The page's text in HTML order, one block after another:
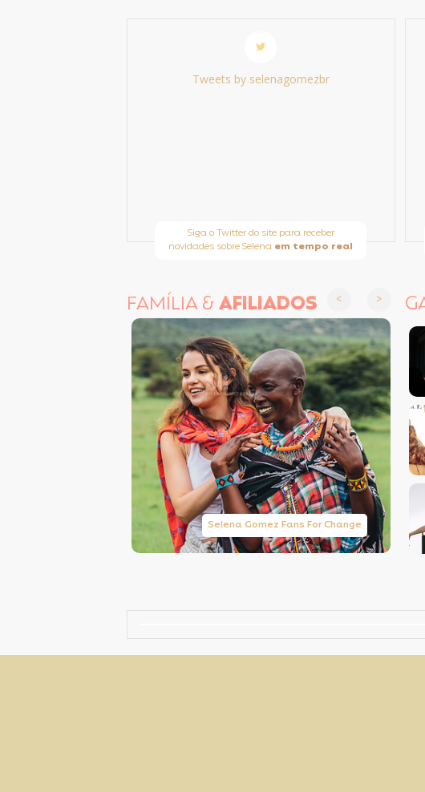
Tweets by selenagomezbr
Siga o Twitter do site para receber
novidades sobre Selena em tempo real
FAMÍLIA &AFILIADOS
Selena Gomez Fans For Change